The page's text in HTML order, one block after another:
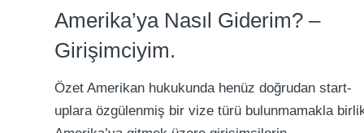
Amerika’ya Nasıl Giderim? –
Girişimciyim.
Özet Amerikan hukukunda henüz doğrudan start-
uplara özgülenmiş bir vize türü bulunmamakla